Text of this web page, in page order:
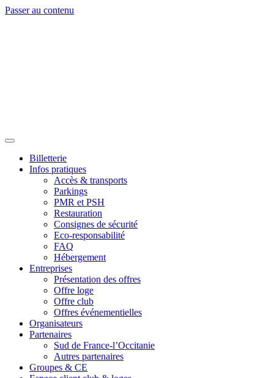
Passer au contenu
Billetterie
Infos pratiques
Accès & transports
Parkings
PMR et PSH
Restauration
Consignes de sécurité
Eco-responsabilité
FAQ
Hébergement
Entreprises
Présentation des offres
Offre loge
Offre club
Offres événementielles
Organisateurs
Partenaires
Sud de France-l’Occitanie
Autres partenaires
Groupes & CE